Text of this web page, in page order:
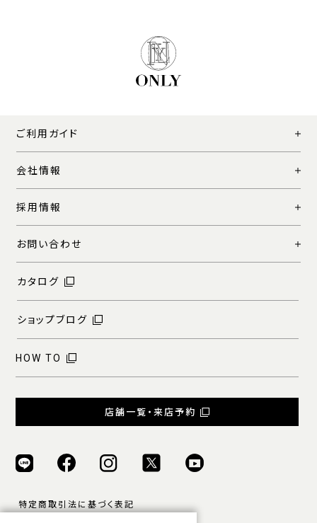
ご利用ガイド
会社情報
採用情報
お問い合わせ
カタログ
ショップブログ
HOW TO
店舗一覧・来店予約
特定商取引法に基づく表記